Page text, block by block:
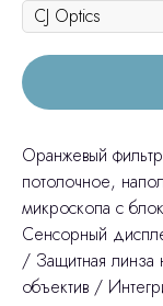
Оранжевый
потолочное,
микроскопа с
Сенсорный
/ Защитная линза
объектив /